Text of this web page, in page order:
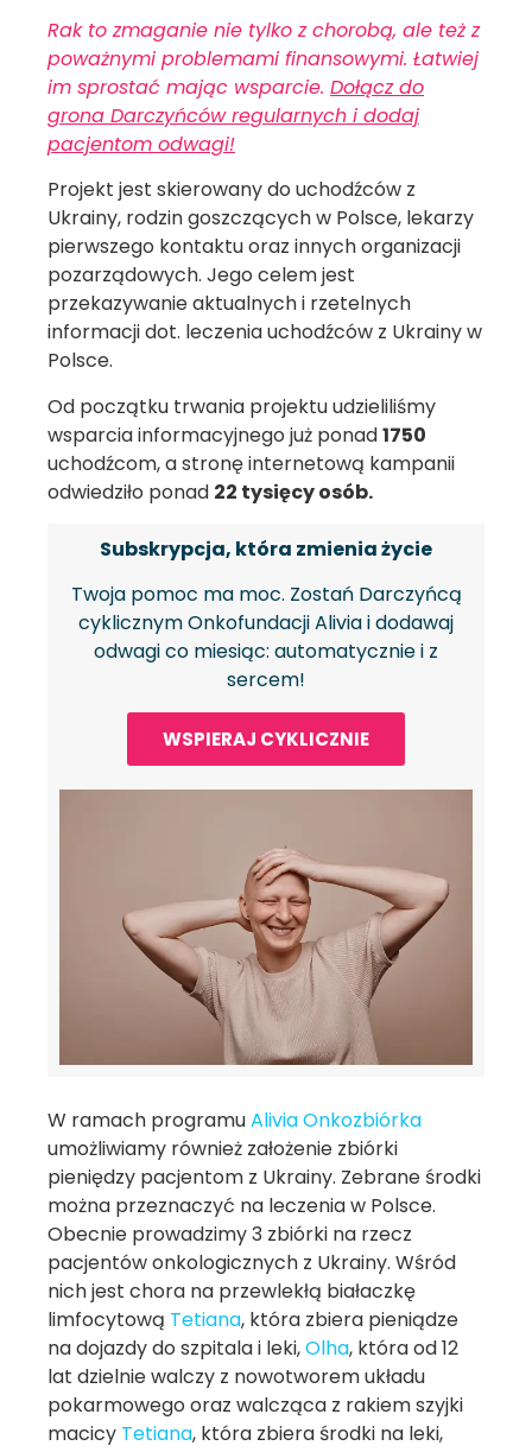
Rak to zmaganie nie tylko z chorobą, ale też z
poważnymi problemami finansowymi. Łatwiej
im sprostać mając wsparcie. Dołącz do
grona Darczyńców regularnych i dodaj
pacjentom odwagi!
Projekt jest skierowany do uchodźców z
Ukrainy, rodzin goszczących w Polsce, lekarzy
pierwszego kontaktu oraz innych organizacji
pozarządowych. Jego celem jest
przekazywanie aktualnych i rzetelnych
informacji dot. leczenia uchodźców z Ukrainy w
Polsce.
Od początku trwania projektu udzieliliśmy
wsparcia informacyjnego już ponad1750
uchodźcom, a stronę internetową kampanii
odwiedziło ponad 22 tysięcy osób.
Subskrypcja, która zmienia życie
Twoja pomoc ma moc. Zostań Darczyńcą
cyklicznym Onkofundacji Alivia i dodawaj
odwagi co miesiąc: automatycznie i z
sercem!
WSPIERAJ CYKLICZNIE
W ramach programuAlivia Onkozbiórka
umożliwiamy również założenie zbiórki
pieniędzy pacjentom z Ukrainy. Zebrane środki
można przeznaczyć na leczenia w Polsce.
Obecnie prowadzimy 3 zbiórki na rzecz
pacjentów onkologicznych z Ukrainy. Wśród
nich jest chora na przewlekłą białaczkę
limfocytową Tetiana, która zbiera pieniądze
na dojazdy do szpitala i leki,Olha, która od 12
lat dzielnie walczy z nowotworem układu
pokarmowego oraz walcząca z rakiem szyjki
macicy Tetiana, która zbiera środki na leki,